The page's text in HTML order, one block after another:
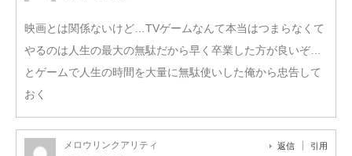
映画とは関係ないけど…TVゲームなんて本当はつまらなくて
やるのは人生の最大の無駄だから早く卒業した方が良いぞ…
とゲームで人生の時間を大量に無駄使いした俺から忠告して
おく
メロウリンクアリティ 返信 引用